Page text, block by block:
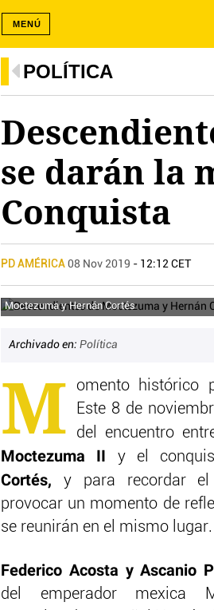
MENÚ
POLÍTICA
se darán la
Conquista
PD AMÉRICA 08 Nov 2019 - 12:12 CET
Moctezuma y Hernán Cortés
Archivado en: Política
M
omento histórico
Este 8 de
del encuentro
Moctezuma II y el
Cortés, y para recordar el
provocar un momento de
se reunirán en el mismo lugar.
Federico Acosta y Ascanio
del emperador mexica